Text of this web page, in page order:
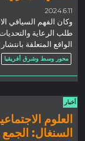
2024.6.11
وكان الفهم السياقي
طلب الرعاية
الواقع المتعلقة
محور وسط وشرق أفريقيا
أخبار
العلوم
السنغال: